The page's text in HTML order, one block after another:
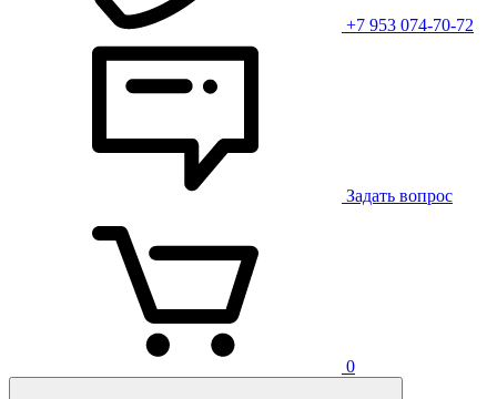
+7 953 074-70-72
Задать вопрос
0